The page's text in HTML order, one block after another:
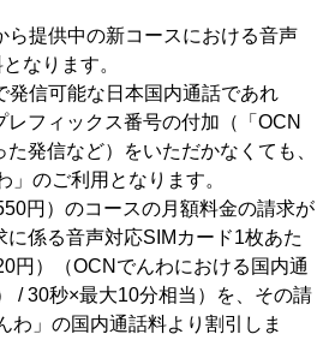
ら提供中の新コースにおける音声
なります。
発信可能な日本国内通話であれ
レフィックス番号の付加（「OCN
発信など）をいただかなくても、
」のご利用となります。
円）のコースの月額料金の請求が
係る音声対応SIMカード1枚あた
円）（OCNでんわにおける国内通
/ 30秒×最大10分相当）を、その請
わ」の国内通話料より割引しま